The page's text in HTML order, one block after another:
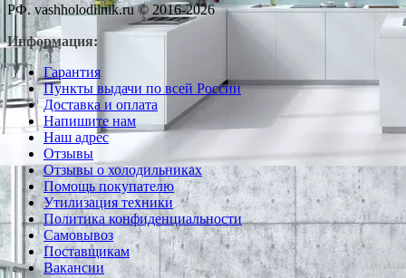
РФ. vashholodilnik.ru © 2016-2026
Информация:
Гарантия
Пункты выдачи по всей России
Доставка и оплата
Напишите нам
Наш адрес
Отзывы
Отзывы о холодильниках
Помощь покупателю
Утилизация техники
Политика конфиденциальности
Самовывоз
Поставщикам
Вакансии